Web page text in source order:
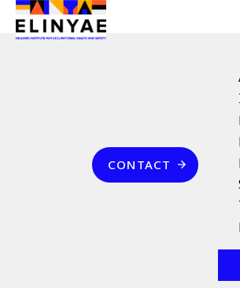
Skip to main content
Header Top
Επικοινωνία
CONTACT
Breadcrumb
Άρειος Πάγος